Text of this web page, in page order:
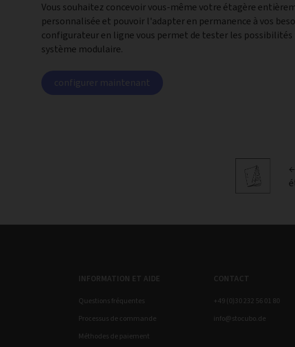
Vous souhaitez concevoir vous-même votre étagère
personnalisée et pouvoir l'adapter en permanence à vos
configurateur en ligne vous permet de tester les
système modulaire.
configurer maintenant
INFORMATION ET AIDE
Questions fréquentes
Processus de commande
Méthodes de paiement
CONTACT
+49 (0)30 232 56 01 80
info@stocubo.de